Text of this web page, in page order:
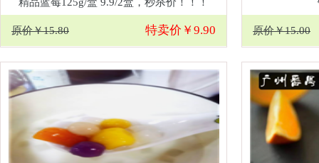
原价￥15.80 特卖价￥9.90 原价￥15.00